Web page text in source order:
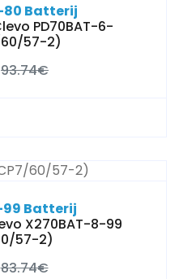
80 Batterij
PD70BAT-6-
57-2)
93.74€
99 Batterij
X270BAT-8-99
57-2)
83.74€